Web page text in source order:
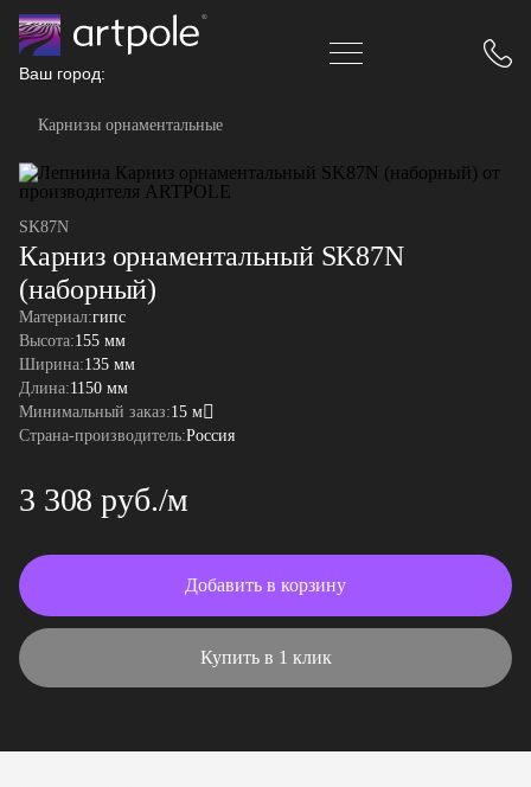
Ваш город:
Карнизы орнаментальные
SK87N
Карниз орнаментальный SK87N
(наборный)
Материал:гипс
Высота:155 мм
Ширина:135 мм
Длина:1150 мм
Минимальный заказ:15 м
Страна-производитель:Россия
3 308 руб./м
Добавить в корзину
Купить в 1 клик